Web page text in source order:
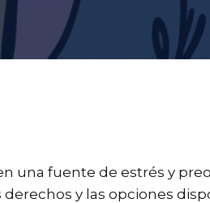
una fuente de estrés y
y las opciones